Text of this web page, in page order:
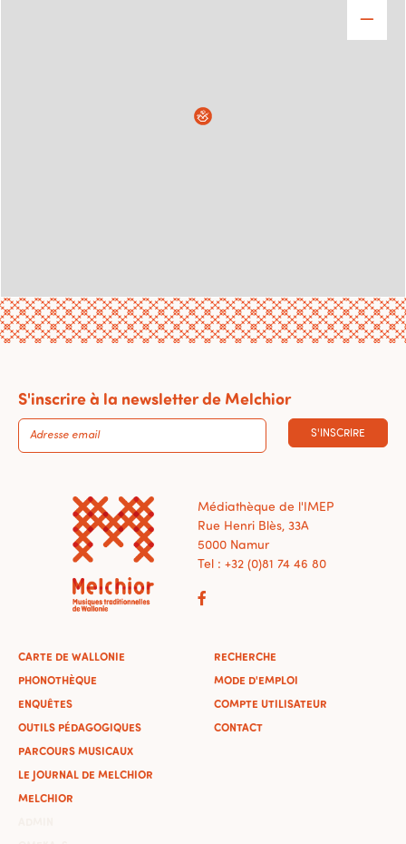
S'inscrire à la newsletter de Melchior
S'INSCRIRE
Médiathèque de l'IMEP
Rue Henri Blès, 33A
5000 Namur
Tel : +32 (0)81 74 46 80
CARTE DE WALLONIE
PHONOTHÈQUE
ENQUÊTES
OUTILS PÉDAGOGIQUES
PARCOURS MUSICAUX
LE JOURNAL DE MELCHIOR
MELCHIOR
RECHERCHE
MODE D'EMPLOI
COMPTE UTILISATEUR
CONTACT